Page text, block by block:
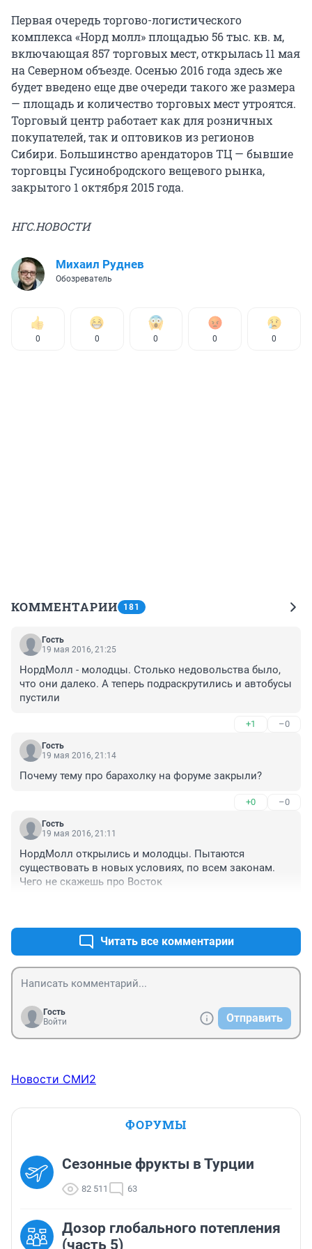
Первая очередь торгово-логистического
комплекса «Норд молл» площадью 56 тыс. кв. м,
включающая 857 торговых мест, открылась 11 мая
на Северном объезде. Осенью 2016 года здесь же
будет введено еще две очереди такого же размера
— площадь и количество торговых мест утроятся.
Торговый центр работает как для розничных
покупателей, так и оптовиков из регионов
Сибири. Большинство арендаторов ТЦ — бывшие
торговцы Гусинобродского вещевого рынка,
закрытого 1 октября 2015 года.
НГС.НОВОСТИ
Михаил Руднев
Обозреватель
0 0 0 0 0
КОММЕНТАРИИ 181
Гость
19 мая 2016, 21:25
НордМолл - молодцы. Столько недовольства было,
что они далеко. А теперь подраскрутились и автобусы
пустили
+1 –0
Гость
19 мая 2016, 21:14
Почему тему про барахолку на форуме закрыли?
+0 –0
Гость
19 мая 2016, 21:11
НордМолл открылись и молодцы. Пытаются
существовать в новых условиях, по всем законам.
Чего не скажешь про Восток
Читать все комментарии
Гость
Войти
Отправить
Новости СМИ2
ФОРУМЫ
Сезонные фрукты в Турции
82 511 63
Дозор глобального потепления
(часть 5)